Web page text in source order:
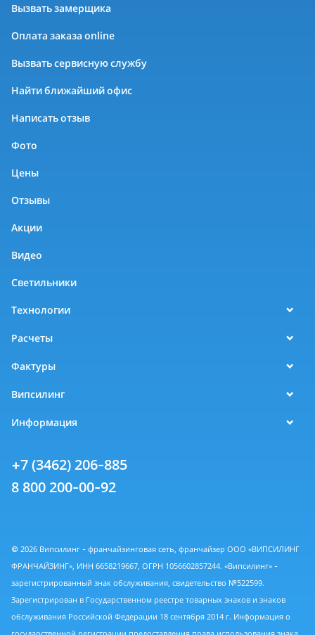
Вызвать замерщика
Оплата заказа online
Вызвать сервисную службу
Найти ближайший офис
Написать отзыв
Фото
Цены
Отзывы
Акции
Видео
Светильники
Технологии
Расчеты
Фактуры
Випсилинг
Информация
+7 (3462) 206-885
8 800 200-00-92
© 2026 Випсилинг - франчайзинговая сеть, франчайзер ООО «ВИПСИЛИНГ
ФРАНЧАЙЗИНГ», ИНН 6658219667, ОГРН 1056602857244. «Випсилинг» -
зарегистрированный знак обслуживания, свидетельство №522599.
Зарегистрирован в Государственном реестре товарных знаков и знаков
обслуживания Российской Федерации 18 сентября 2014 г. Информация о